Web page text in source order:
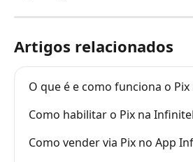
Artigos relacionados
O que é e como funciona o
Como habilitar o Pix na
Como vender via Pix no App